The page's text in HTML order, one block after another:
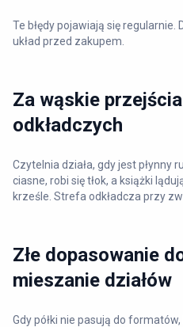
Te błędy pojawiają się regularnie.
układ przed zakupem.
Za wąskie
odkładczych
Czytelnia działa, gdy jest płynny
ciasne, robi się tłok, a książki
krześle. Strefa odkładcza przy
Złe dopasowanie
mieszanie działów
Gdy półki nie pasują do